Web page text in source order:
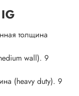
толщина
wall). 9
(heavy duty). 9